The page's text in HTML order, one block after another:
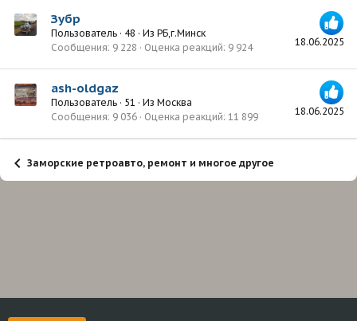
18.06.2025
Зубр
Пользователь · 48 · Из РБ,г.Минск
Сообщения 9 228 Оценка реакций 9 924
18.06.2025
ash-oldgaz
Пользователь · 51 · Из Москва
Сообщения 9 036 Оценка реакций 11 899
Заморские ретроавто, ремонт и многое другое